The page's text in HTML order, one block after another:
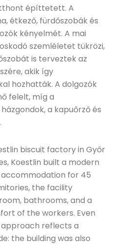
építtetett. A
étkező, fürdőszobák és
kényelmét. A mai
szemléletet tükrözi,
is terveztek az
akik így
hozhatták. A dolgozók
felelt, míg a
a kapuőrző és
biscuit factory in Győr
Koestlin built a modern
accommodation for 45
the facility
bathrooms, and a
of the workers. Even
approach reflects a
the building was also